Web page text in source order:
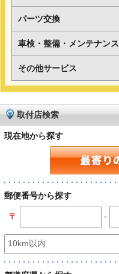
パーツ交換
車検・整備・メンテナンス
その他サービス
取付店検索
現在地から探す
郵便番号から探す
〒 -